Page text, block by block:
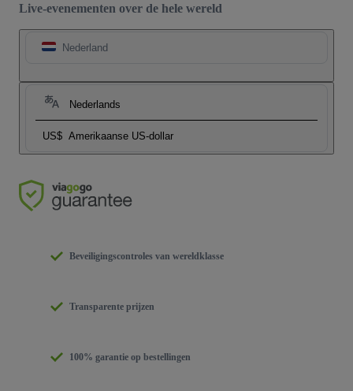
Live-evenementen over de hele wereld
Nederland
Nederlands
US$ Amerikaanse US-dollar
Beveiligingscontroles van wereldklasse
Transparente prijzen
100% garantie op bestellingen